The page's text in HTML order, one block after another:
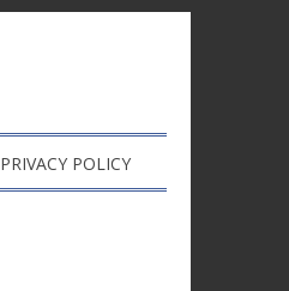
PRIVACY POLICY